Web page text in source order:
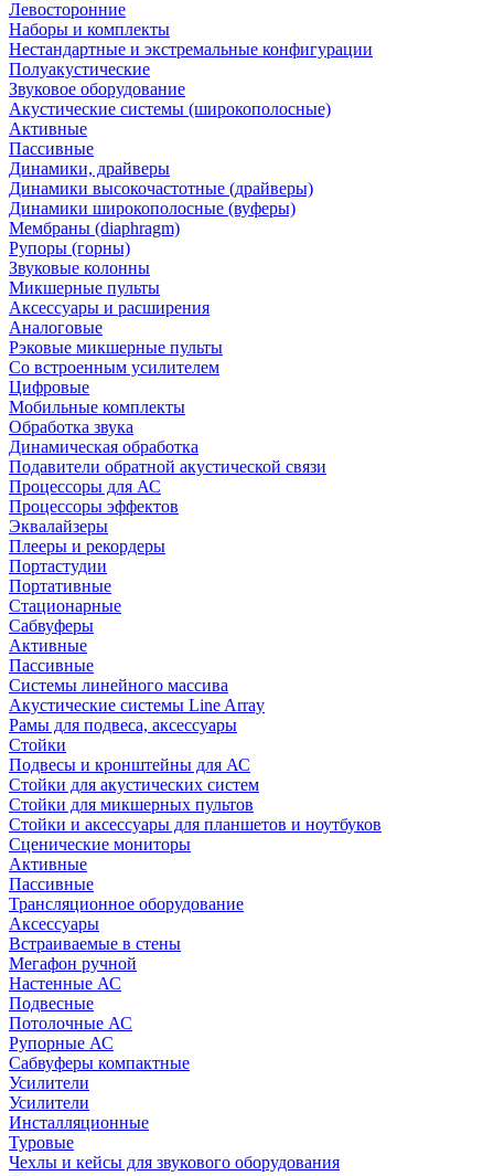
Левосторонние
Наборы и комплекты
Нестандартные и экстремальные конфигурации
Полуакустические
Звуковое оборудование
Акустические системы (широкополосные)
Активные
Пассивные
Динамики, драйверы
Динамики высокочастотные (драйверы)
Динамики широкополосные (вуферы)
Мембраны (diaphragm)
Рупоры (горны)
Звуковые колонны
Микшерные пульты
Аксессуары и расширения
Аналоговые
Рэковые микшерные пульты
Со встроенным усилителем
Цифровые
Мобильные комплекты
Обработка звука
Динамическая обработка
Подавители обратной акустической связи
Процессоры для АС
Процессоры эффектов
Эквалайзеры
Плееры и рекордеры
Портастудии
Портативные
Стационарные
Сабвуферы
Активные
Пассивные
Системы линейного массива
Акустические системы Line Array
Рамы для подвеса, аксессуары
Стойки
Подвесы и кронштейны для АС
Стойки для акустических систем
Стойки для микшерных пультов
Стойки и аксессуары для планшетов и ноутбуков
Сценические мониторы
Активные
Пассивные
Трансляционное оборудование
Аксессуары
Встраиваемые в стены
Мегафон ручной
Настенные АС
Подвесные
Потолочные АС
Рупорные АС
Сабвуферы компактные
Усилители
Усилители
Инсталляционные
Туровые
Чехлы и кейсы для звукового оборудования